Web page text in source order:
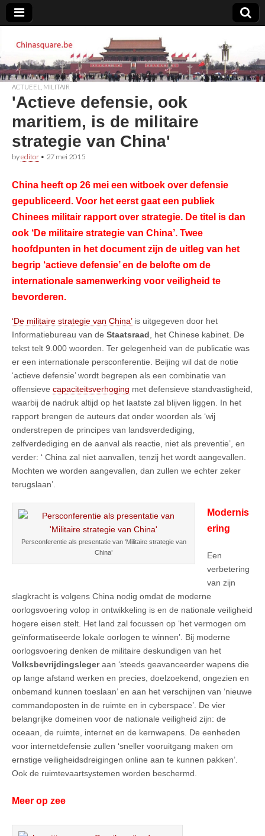
Chinasquare.be
ACTUEEL MILITAIR
'Actieve defensie, ook
maritiem, is de militaire
strategie van China'
byeditor • 27 mei 2015
China heeft op 26 mei een witboek over defensie
gepubliceerd. Voor het eerst gaat een publiek
Chinees militair rapport over strategie. De titel is dan
ook ‘De militaire strategie van China’. Twee
hoofdpunten in het document zijn de uitleg van het
begrip ‘actieve defensie’ en de belofte om de
internationale samenwerking voor veiligheid te
bevorderen.
‘De militaire strategie van China’ is uitgegeven door het
Informatiebureau van de Staatsraad, het Chinese kabinet. De
tekst telt 9.000 woorden. Ter gelegenheid van de publicatie was
er een internationale persconferentie. Beijing wil dat de notie
‘actieve defensie’ wordt begrepen als een combinatie van
offensieve capaciteitsverhoging met defensieve standvastigheid,
waarbij de nadruk altijd op het laatste zal blijven liggen. In het
rapport brengen de auteurs dat onder woorden als ‘wij
onderstrepen de principes van landsverdediging,
zelfverdediging en de aanval als reactie, niet als preventie’, en
verder: ‘ China zal niet aanvallen, tenzij het wordt aangevallen.
Mochten we worden aangevallen, dan zullen we echter zeker
terugslaan’.
Persconferentie als presentatie van ‘Militaire strategie van
China’
Modernis
ering
Een
verbetering
van zijn
slagkracht is volgens China nodig omdat de moderne
oorlogsvoering volop in ontwikkeling is en de nationale veiligheid
hogere eisen stelt. Het land zal focussen op ‘het vermogen om
geïnformatiseerde lokale oorlogen te winnen’. Bij moderne
oorlogsvoering denken de militaire deskundigen van het
Volksbevrijdingslegeraan ‘steeds geavanceerder wapens die
op lange afstand werken en precies, doelzoekend, ongezien en
onbemand kunnen toeslaan’ en aan het verschijnen van ‘nieuwe
commandoposten in de ruimte en in cyberspace’. De vier
belangrijke domeinen voor de nationale veiligheid zijn: de
oceaan, de ruimte, internet en de kernwapens. De eenheden
voor internetdefensie zullen ‘sneller vooruitgang maken om
ernstige veiligheidsdreigingen online aan te kunnen pakken’.
Ook de ruimtevaartsystemen worden beschermd.
Meer op zee